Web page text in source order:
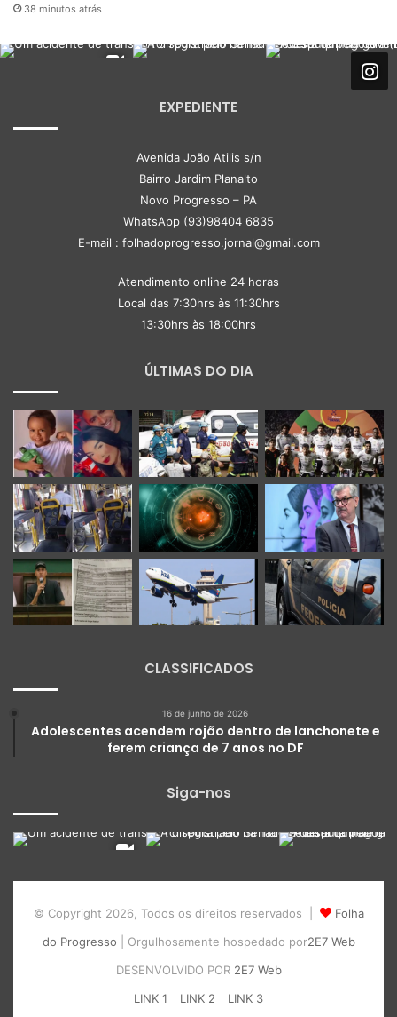
38 minutos atrás
EXPEDIENTE
Avenida João Atilis s/n
Bairro Jardim Planalto
Novo Progresso – PA
WhatsApp (93)98404 6835
E-mail : folhadoprogresso.jornal@gmail.com
Atendimento online 24 horas
Local das 7:30hrs às 11:30hrs
13:30hrs às 18:00hrs
ÚLTIMAS DO DIA
CLASSIFICADOS
16 de junho de 2026
Adolescentes acendem rojão dentro de lanchonete e
ferem criança de 7 anos no DF
Siga-nos
© Copyright 2026, Todos os direitos reservados |
Folha
do Progresso | Orgulhosamente hospedado por2E7 Web
DESENVOLVIDO POR 2E7 Web
LINK 1
LINK 2 LINK 3